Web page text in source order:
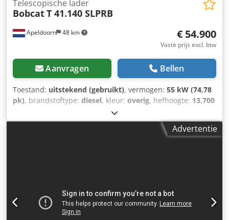
Apeldoorn 48 km
Telescopische lader
BobcatT 41.140 SLPRB
€ 54.900
Vaste prijs excl. btw
Aanvragen Bellen
Toestand: uitstekend (gebruikt), vermogen: 55 kW (74,78
pk), brandstoftype: diesel, kleur: overig, hefhoogte: 13.700
, Bouwjaar:
1.210 h, Algemene informatie Bouwjaar: 2022 Technische
gegevens Aantal cilinders: 4 Motortype: Bobcat D34
= - 3e hydraulische circuit - Werklamp(en) - Ventilator -
Spatborden - Palletvorken - Snelwissel - Signaallamp -
Advertentie